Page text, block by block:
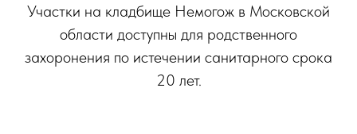
Участки на кладбище Немогож в Московской
области доступны для родственного
захоронения по истечении санитарного срока
20 лет.